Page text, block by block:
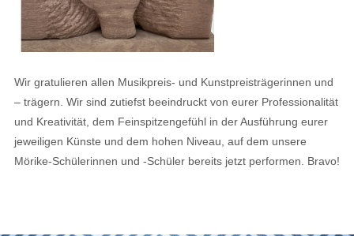
Wir gratulieren allen Musikpreis- und Kunstpreisträgerinnen und
– trägern. Wir sind zutiefst beeindruckt von eurer Professionalität
und Kreativität, dem Feinspitzengefühl in der Ausführung eurer
jeweiligen Künste und dem hohen Niveau, auf dem unsere
Mörike-Schülerinnen und -Schüler bereits jetzt performen. Bravo!